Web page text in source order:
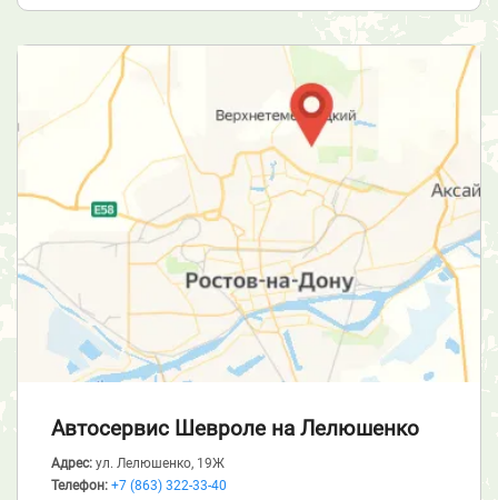
Автосервис Шевроле на Лелюшенко
Адрес: ул. Лелюшенко, 19Ж
Телефон: +7 (863) 322-33-40